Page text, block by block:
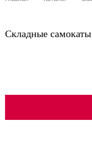
Складные